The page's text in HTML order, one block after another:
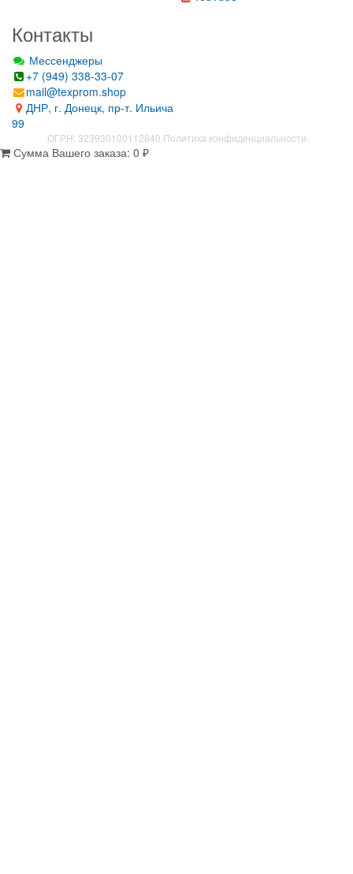
Контакты
Мессенджеры
+7 (949) 338-33-07
mail@texprom.shop
ДНР, г. Донецк, пр-т. Ильича
99
ОГРН: 323930100112840 Политика конфиденциальности
Сумма Вашего заказа: 0 ₽